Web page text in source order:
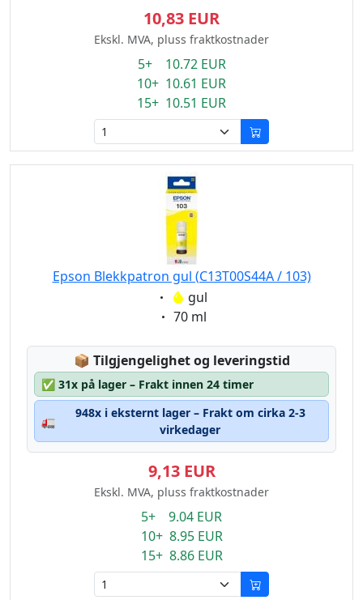
10,83 EUR
Ekskl. MVA, pluss fraktkostnader
5+ 10.72 EUR
10+ 10.61 EUR
15+ 10.51 EUR
Epson Blekkpatron gul (C13T00S44A / 103)
Eigenschaft:
gul
Eigenschaft:
70 ml
📦 Lagerstatus:
Tilgjengelighet og leveringstid
✅ 31x på lager – Frakt innen 24 timer
🚛
948x i eksternt lager – Frakt om cirka 2-3
virkedager
9,13 EUR
Ekskl. MVA, pluss fraktkostnader
5+ 9.04 EUR
10+ 8.95 EUR
15+ 8.86 EUR